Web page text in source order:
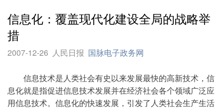
信息化：覆盖现代化建设全局的战略举
措
2007-12-26 人民日报 国脉电子政务网
信息技术是人类社会有史以来发展最快的高新技术，信
息化就是指促进信息技术发展并在经济社会各个领域广泛应
用信息技术。信息化的快速发展，引发了人类社会生产生活